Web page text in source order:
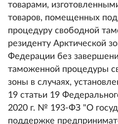
товарами,
товаров, помещенных
процедуру свободной
резиденту Арктической
Федерации без
таможенной процедуры
зоны в случаях,
19 статьи 19
2020 г. № 193-ФЗ "О
поддержке